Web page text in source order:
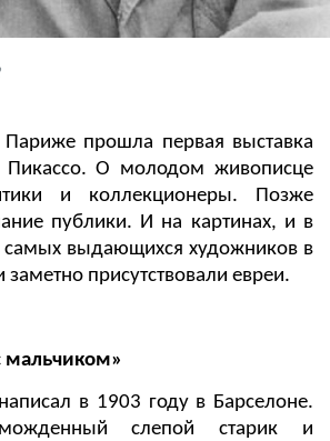
прошла первая выставка
Пикассо. О молодом живописце
и коллекционеры. Позже
публики. И на картинах, и в
самых выдающихся художников в
присутствовали евреи.
мальчиком»
в 1903 году в Барселоне.
слепой старик и